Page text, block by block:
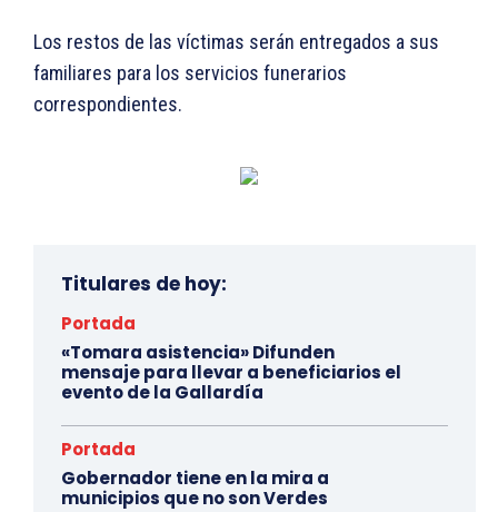
Los restos de las víctimas serán entregados a sus
familiares para los servicios funerarios
correspondientes.
Titulares de hoy:
Portada
«Tomara asistencia» Difunden
mensaje para llevar a beneficiarios el
evento de la Gallardía
Portada
Gobernador tiene en la mira a
municipios que no son Verdes